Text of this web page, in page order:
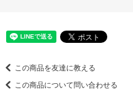
この商品を友達に教える
この商品について問い合わせる